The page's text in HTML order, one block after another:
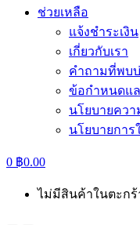
ช่วยเหลือ
แจ้งชำระเงิน
เกี่ยวกับเรา
คำถามที่พบ
ข้อกำหนดแล
นโยบายคว
นโยบายการ
0 ฿0.00
ไม่มีสินค้าในตะกร้